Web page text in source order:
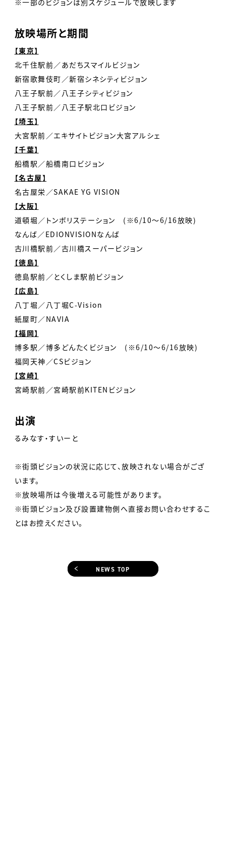
放映場所と期間
【東京】
北千住駅前／あだちスマイルビジョン
新宿歌舞伎町／新宿シネシティビジョン
八王子駅前／八王子シティビジョン
八王子駅前／八王子駅北口ビジョン
【埼玉】
大宮駅前／エキサイトビジョン大宮アルシェ
【千葉】
船橋駅／船橋南口ビジョン
【名古屋】
名古屋栄／SAKAE YG VISION
【大阪】
道頓堀／トンボリステーション (※6/10～6/16放映)
なんば／EDIONVISIONなんば
古川橋駅前／古川橋スーパービジョン
【徳島】
徳島駅前／とくしま駅前ビジョン
【広島】
八丁堀／八丁堀C-Vision
紙屋町／NAVIA
【福岡】
博多駅／博多どんたくビジョン (※6/10～6/16放映)
福岡天神／CSビジョン
【宮崎】
宮崎駅前／宮崎駅前KITENビジョン
出演
るみなす・すいーと
※街頭ビジョンの状況に応じて、放映されない場合がござ
います。
※放映場所は今後増える可能性があります。
※街頭ビジョン及び設置建物側へ直接お問い合わせするこ
とはお控えください。
NEWS TOP